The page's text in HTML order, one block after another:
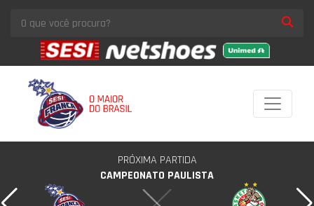
PRÓXIMA PARTIDA
CAMPEONATO PAULISTA